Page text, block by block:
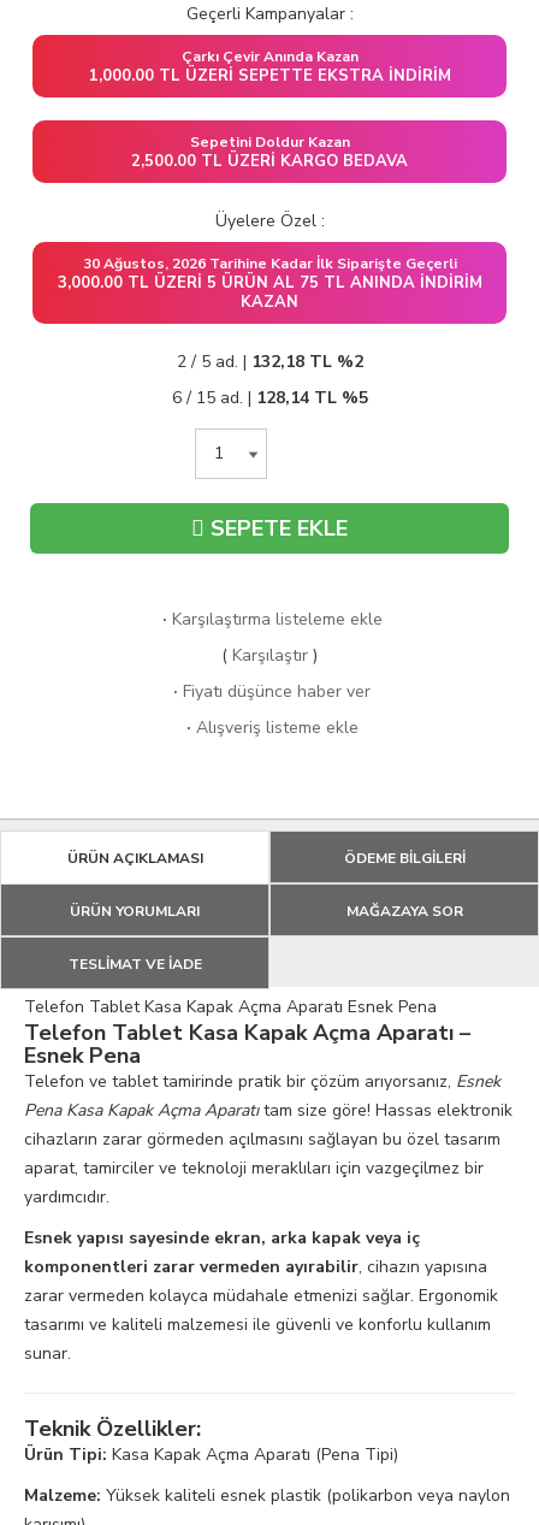
Geçerli Kampanyalar :
Çarkı Çevir Anında Kazan
1,000.00 TL ÜZERI SEPETTE EKSTRA İNDIRIM
Sepetini Doldur Kazan
2,500.00 TL ÜZERI KARGO BEDAVA
Üyelere Özel :
30 Ağustos, 2026 Tarihine Kadar İlk Siparişte Geçerli
3,000.00 TL ÜZERI 5 ÜRÜN AL 75 TL ANINDA İNDIRIM
KAZAN
2 / 5 ad. | 132,18TL %2
6 / 15 ad. | 128,14TL %5
SEPETE EKLE
· Karşılaştırma listeleme ekle
( Karşılaştır )
· Fiyatı düşünce haber ver
· Alışveriş listeme ekle
ÜRÜN AÇIKLAMASI ÖDEME BİLGİLERİ
ÜRÜN YORUMLARI MAĞAZAYA SOR
TESLİMAT VE İADE
Telefon Tablet Kasa Kapak Açma Aparatı Esnek Pena
Telefon Tablet Kasa Kapak Açma Aparatı –
Esnek Pena
Telefon ve tablet tamirinde pratik bir çözüm arıyorsanız, Esnek
Pena Kasa Kapak Açma Aparatıtam size göre! Hassas elektronik
cihazların zarar görmeden açılmasını sağlayan bu özel tasarım
aparat, tamirciler ve teknoloji meraklıları için vazgeçilmez bir
yardımcıdır.
Esnek yapısı sayesinde ekran, arka kapak veya iç
komponentleri zarar vermeden ayırabilir, cihazın yapısına
zarar vermeden kolayca müdahale etmenizi sağlar. Ergonomik
tasarımı ve kaliteli malzemesi ile güvenli ve konforlu kullanım
sunar.
Teknik Özellikler:
Ürün Tipi: Kasa Kapak Açma Aparatı (Pena Tipi)
Malzeme: Yüksek kaliteli esnek plastik (polikarbon veya naylon